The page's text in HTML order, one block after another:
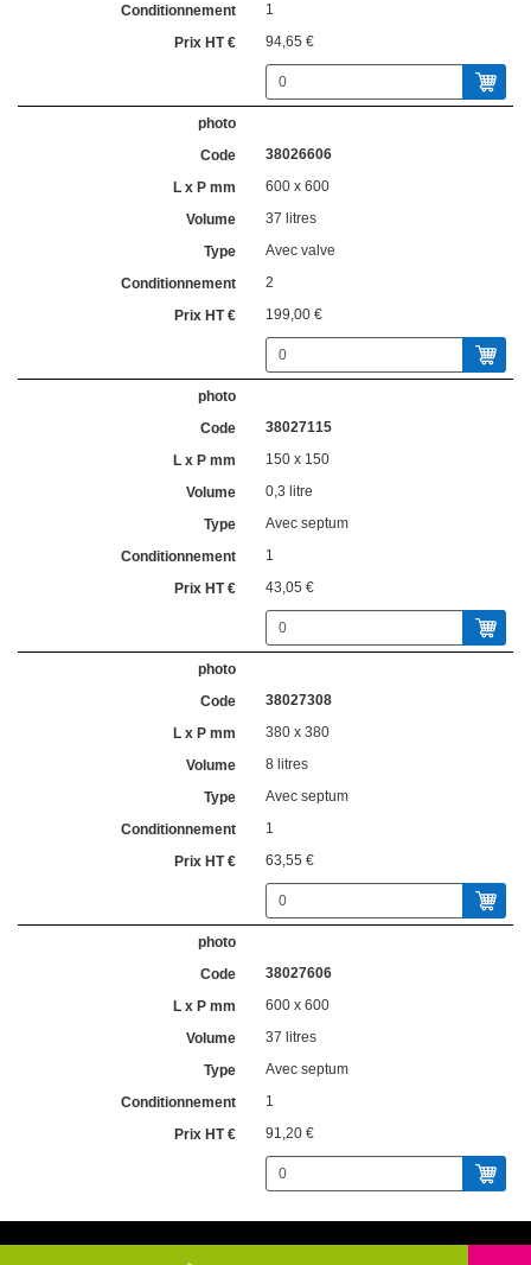
1
94,65 €
38026606
600 x 600
37 litres
Avec valve
2
199,00 €
38027115
150 x 150
0,3 litre
Avec septum
1
43,05 €
38027308
380 x 380
8 litres
Avec septum
1
63,55 €
38027606
600 x 600
37 litres
Avec septum
1
91,20 €